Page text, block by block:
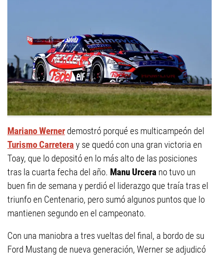
Mariano Werner demostró porqué es multicampeón del
Turismo Carreteray se quedó con una gran victoria en
Toay, que lo depositó en lo más alto de las posiciones
tras la cuarta fecha del año. Manu Urcera no tuvo un
buen fin de semana y perdió el liderazgo que traía tras el
triunfo en Centenario, pero sumó algunos puntos que lo
mantienen segundo en el campeonato.
Con una maniobra a tres vueltas del final, a bordo de su
Ford Mustang de nueva generación, Werner se adjudicó